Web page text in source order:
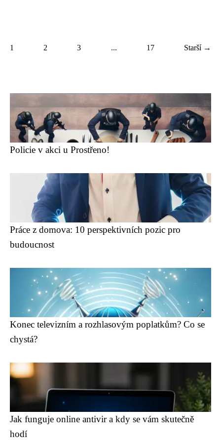
1 2 3 ... 17 Starší →
Policie v akci u Prostřeno!
Práce z domova: 10 perspektivních pozic pro
budoucnost
Konec televizním a rozhlasovým poplatkům? Co se
chystá?
Jak funguje online antivir a kdy se vám skutečně
hodí